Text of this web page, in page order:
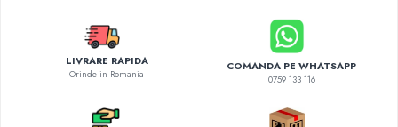
LIVRARE RAPIDA
Orinde in Romania
COMANDA PE WHATSAPP
0759 133 116